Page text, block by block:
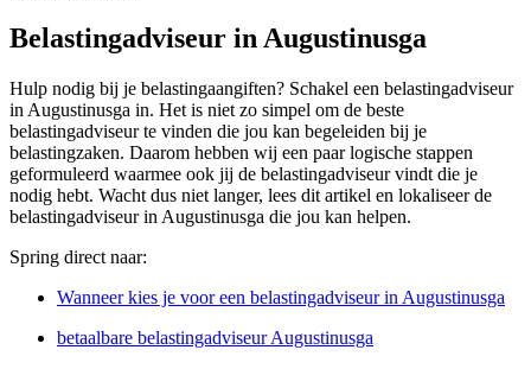
Belastingadviseur in Augustinusga
Hulp nodig bij je belastingaangiften? Schakel een belastingadviseur
in Augustinusga in. Het is niet zo simpel om de beste
belastingadviseur te vinden die jou kan begeleiden bij je
belastingzaken. Daarom hebben wij een paar logische stappen
geformuleerd waarmee ook jij de belastingadviseur vindt die je
nodig hebt. Wacht dus niet langer, lees dit artikel en lokaliseer de
belastingadviseur in Augustinusga die jou kan helpen.
Spring direct naar:
Wanneer kies je voor een belastingadviseur in Augustinusga
betaalbare belastingadviseur Augustinusga